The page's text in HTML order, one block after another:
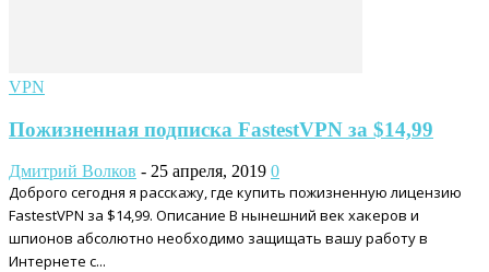
VPN
Пожизненная подписка FastestVPN за $14,99
Дмитрий Волков - 25 апреля, 2019 0
Доброго сегодня я расскажу, где купить пожизненную лицензию
FastestVPN за $14,99. Описание В нынешний век хакеров и
шпионов абсолютно необходимо защищать вашу работу в
Интернете с...